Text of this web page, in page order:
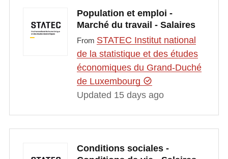
Population et emploi -
Marché du travail - Salaires
From STATEC Institut national
de la statistique et des études
économiques du Grand-Duché
de Luxembourg
Updated 15 days ago
Conditions sociales -